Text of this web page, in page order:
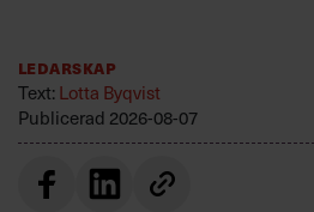
Ledarskap
Text: Lotta Byqvist
Publicerad 2026-08-07